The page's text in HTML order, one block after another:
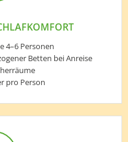
4–6 Personen
Betten bei Anreise
pro Person